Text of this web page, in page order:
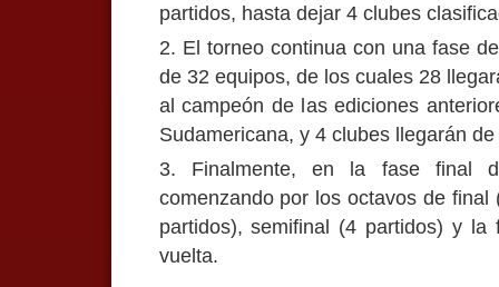
partidos, hasta dejar 4 clubes
El torneo continua con una fase
de 32 equipos, de los cuales 28
al campeón de las ediciones
Sudamericana, y 4 clubes llegarán
Finalmente, en la fase final
comenzando por los octavos de
partidos), semifinal (4 partidos) y
vuelta.